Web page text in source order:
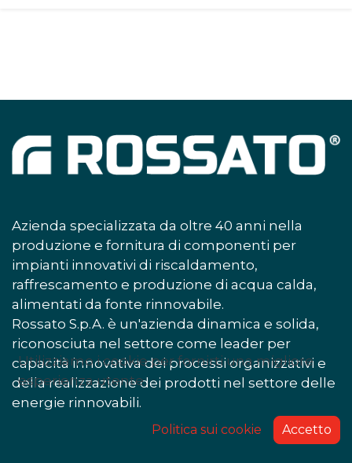
Azienda specializzata da oltre 40 anni nella
produzione e fornitura di componenti per
impianti innovativi di riscaldamento,
raffrescamento e produzione di acqua calda,
alimentati da fonte rinnovabile.
Rossato S.p.A. è un'azienda dinamica e solida,
riconosciuta nel settore come leader per
capacità innovativa dei processi organizzativi e
della realizzazione dei prodotti nel settore delle
energie rinnovabili.
Utilizziamo i cookie per fornirti una migliore
esperienza utente.
Politica sui cookie Accetto